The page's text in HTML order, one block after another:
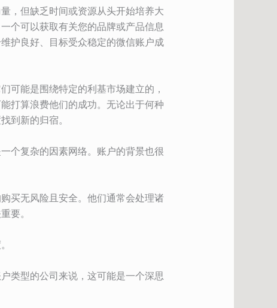
，但缺乏时间或资源从头开始培养大
个可以获取有关您的品牌或产品信息
护良好、目标受众稳定的微信账户成
可能是围绕特定的利基市场建立的，
打算浪费他们的成功。无论出于何种
到新的归宿。
个复杂的因素网络。账户的背景也很
买无风险且安全。他们通常会处理诸
要。
类型的公司来说，这可能是一个深思